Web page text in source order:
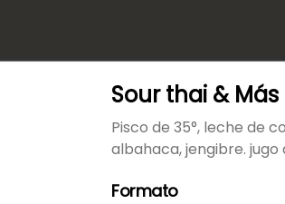
canjealos por productos y más
Sour thai & Más
Pisco de 35°, leche de
albahaca, jengibre. jugo
Formato